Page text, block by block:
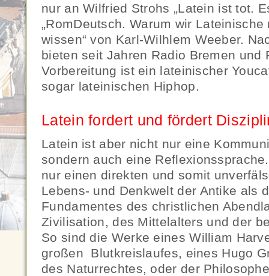
nur an Wilfried Strohs „Latein ist tot.
„RomDeutsch. Warum wir
wissen“ von Karl-Wilhlem Weeber.
bieten seit Jahren Radio Bremen und
Vorbereitung ist ein lateinischer
sogar lateinischen Hiphop.
Latein fordert und fördert
Latein ist aber nicht nur eine
sondern auch eine
nur einen direkten und somit
Lebens- und Denkwelt der Antike als
Fundamentes des christlichen
Zivilisation, des Mittelalters und der
So sind die Werke eines William
großen Blutkreislaufes, eines Hugo
des Naturrechtes, oder der